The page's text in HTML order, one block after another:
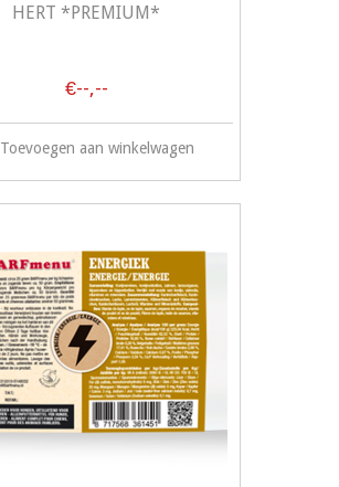
HERT *PREMIUM*
€--,--
Toevoegen aan winkelwagen